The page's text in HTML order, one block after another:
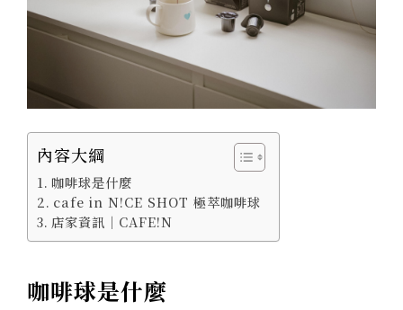
內容大綱
咖啡球是什麼
cafe in N!CE SHOT 極萃咖啡球
店家資訊｜CAFE!N
咖啡球是什麼